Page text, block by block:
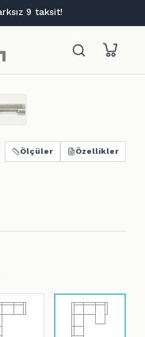
siparişe %10
Ölçüler Özellikler